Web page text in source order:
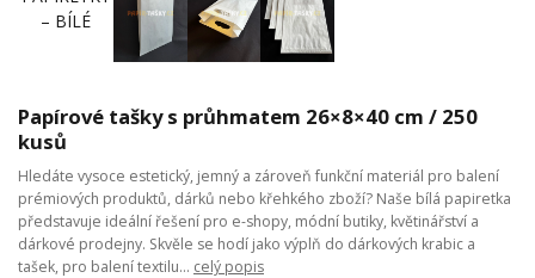
Papírové tašky s průhmatem 26×8×40 cm / 250
kusů
Hledáte vysoce estetický, jemný a zároveň funkční materiál pro balení
prémiových produktů, dárků nebo křehkého zboží? Naše bílá papiretka
představuje ideální řešení pro e-shopy, módní butiky, květinářství a
dárkové prodejny. Skvěle se hodí jako výplň do dárkových krabic a
tašek, pro balení textilu... celý popis